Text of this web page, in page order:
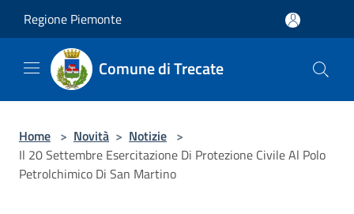
Regione Piemonte
Comune di Trecate
Home > Novità > Notizie >
Il 20 Settembre Esercitazione Di Protezione Civile Al Polo
Petrolchimico Di San Martino